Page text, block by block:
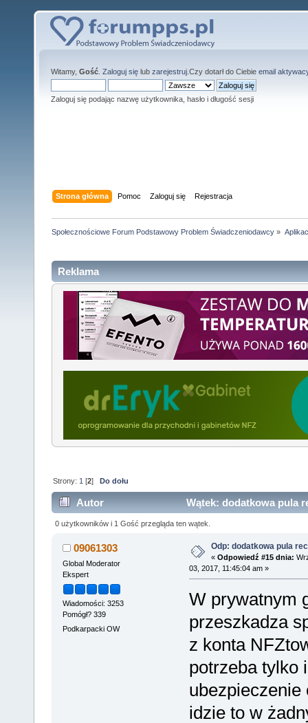
Witamy, Gość Zaloguj się lub zarejestruj .Czy dotarł do Ciebie email
Zaloguj się podając nazwę użytkownika, hasło i długość sesji
Strona główna Pomoc Zaloguj się Rejestracja
Społecznościowe Forum Podstawowy Problem Świadczeniodawcy »
Reklama
Strony: 1 [2] Do dołu
Autor Wątek: dodatkowa pula
0 użytkowników i 1 Gość przegląda ten wątek.
09061303
Global Moderator
Ekspert
Wiadomości: 3253
Pomógł? 339
Podkarpacki OW
Odp: dodatkowa pula
« Odpowiedź #15 dnia:
03, 2017, 11:45:04 am »
W prywatnym
przeszkadza
z konta
potrzeba tylko
ubezpieczenie
idzie to w